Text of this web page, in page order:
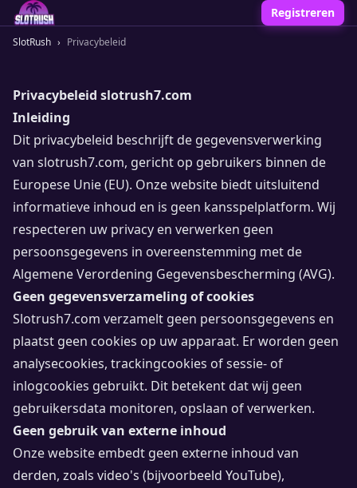
Registreren
SlotRush › Privacybeleid
Privacybeleid slotrush7.com
Inleiding
Dit privacybeleid beschrijft de gegevensverwerking
van slotrush7.com, gericht op gebruikers binnen de
Europese Unie (EU). Onze website biedt uitsluitend
informatieve inhoud en is geen kansspelplatform. Wij
respecteren uw privacy en verwerken geen
persoonsgegevens in overeenstemming met de
Algemene Verordening Gegevensbescherming (AVG).
Geen gegevensverzameling of cookies
Slotrush7.com verzamelt geen persoonsgegevens en
plaatst geen cookies op uw apparaat. Er worden geen
analysecookies, trackingcookies of sessie- of
inlogcookies gebruikt. Dit betekent dat wij geen
gebruikersdata monitoren, opslaan of verwerken.
Geen gebruik van externe inhoud
Onze website embedt geen externe inhoud van
derden, zoals video's (bijvoorbeeld YouTube),